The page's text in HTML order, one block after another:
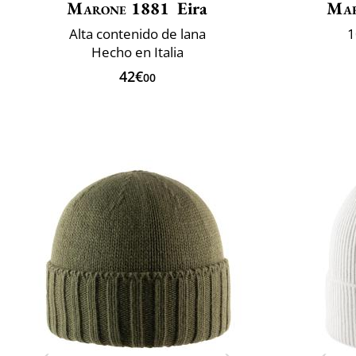
Marone 1881 Eira
Alta contenido de lana
Hecho en Italia
42€00